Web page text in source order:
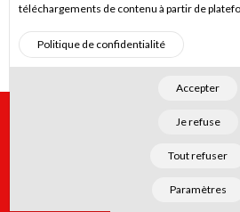
Besoin d’un
02 99 04 15 30
téléchargements de contenu à partir de
Politique de confidentialité
Accepter
Je refuse
Tout refuser
Paramètres